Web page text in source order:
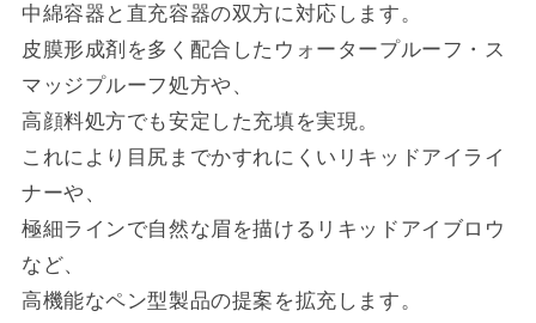
中綿容器と直充容器の双方に対応します。
皮膜形成剤を多く配合したウォータープルーフ・ス
マッジプルーフ処方や、
高顔料処方でも安定した充填を実現。
これにより目尻までかすれにくいリキッドアイライ
ナーや、
極細ラインで自然な眉を描けるリキッドアイブロウ
など、
高機能なペン型製品の提案を拡充します。